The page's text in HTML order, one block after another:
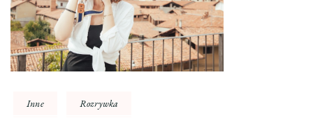
Inne Rozrywka